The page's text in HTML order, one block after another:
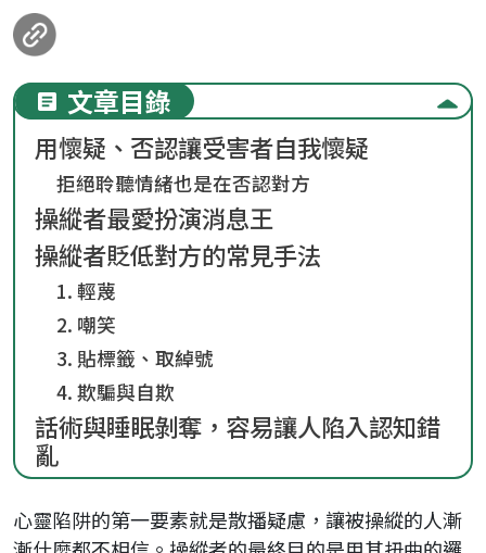
文章目錄
用懷疑、否認讓受害者自我懷疑
拒絕聆聽情緒也是在否認對方
操縱者最愛扮演消息王
操縱者貶低對方的常見手法
1. 輕蔑
2. 嘲笑
3. 貼標籤、取綽號
4. 欺騙與自欺
話術與睡眠剝奪，容易讓人陷入認知錯
亂
心靈陷阱的第一要素就是散播疑慮，讓被操縱的人漸